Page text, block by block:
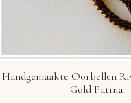
Handgemaakte Oorbellen
Gold Patina